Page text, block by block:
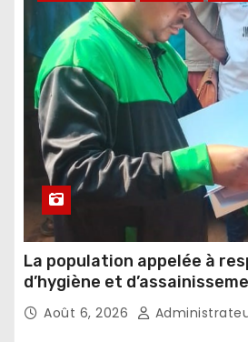
La population appelée à
d’hygiène et
Août 6, 2026